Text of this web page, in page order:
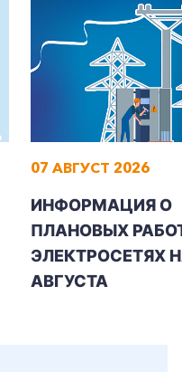
07 АВГУСТ 2026
ИНФОРМАЦИЯ О
ПЛАНОВЫХ
ЭЛЕКТРОСЕТЯХ
АВГУСТА